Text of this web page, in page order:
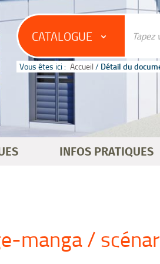
CATALOGUE
Vous êtes ici : Accueil / Détail du
INFOS PRATIQUES
manga /